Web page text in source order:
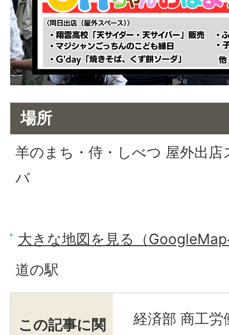
場所
羊のまち・侍・しべつ 屋外出
バ
大きな地図を見る（
道の駅
この記事に関
経済部 商工労